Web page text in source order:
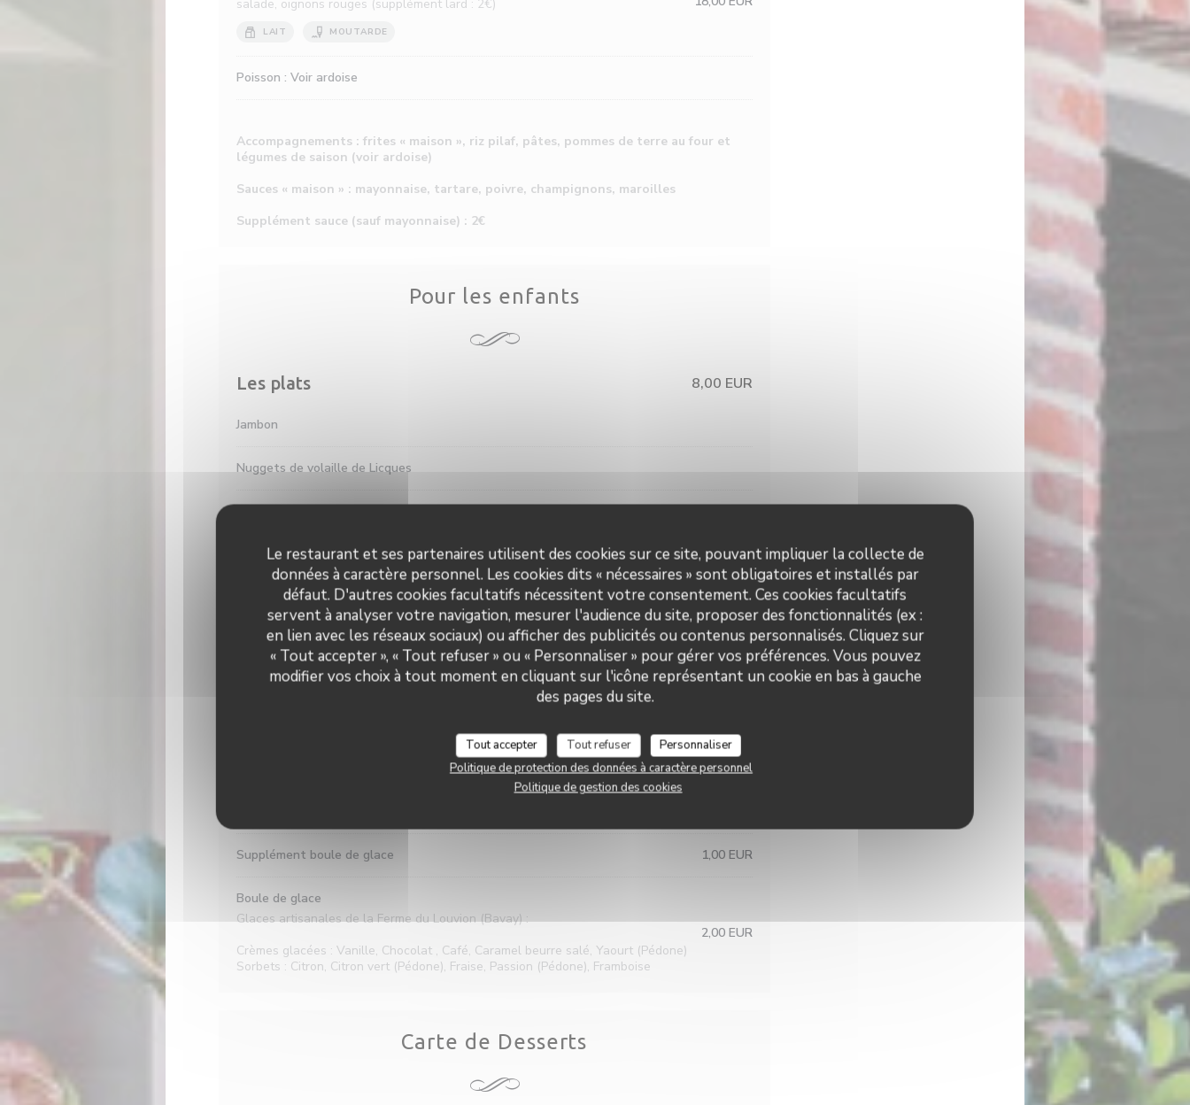
Le restaurant et ses partenaires utilisent des cookies sur ce site, pouvant impliquer la collecte de
données à caractère personnel. Les cookies dits « nécessaires » sont obligatoires et installés par
défaut. D'autres cookies facultatifs nécessitent votre consentement. Ces cookies facultatifs
servent à analyser votre navigation, mesurer l'audience du site, proposer des fonctionnalités (ex :
en lien avec les réseaux sociaux) ou afficher des publicités ou contenus personnalisés. Cliquez sur
« Tout accepter », « Tout refuser » ou « Personnaliser » pour gérer vos préférences. Vous pouvez
modifier vos choix à tout moment en cliquant sur l'icône représentant un cookie en bas à gauche
des pages du site.
Tout accepter Tout refuser
Personnaliser
Politique de protection des données à caractère personnel
Politique de gestion des cookies
salade, oignons rouges (supplément lard : 2€)
LAIT MOUTARDE
Poisson : Voir ardoise
Accompagnements : frites « maison », riz pilaf, pâtes, pommes de terre au four et
légumes de saison (voir ardoise)
Sauces « maison » : mayonnaise, tartare, poivre, champignons, maroilles
Supplément sauce (sauf mayonnaise) : 2€
Pour les enfants
Les plats 8,00 EUR
Jambon
Nuggets de volaille de Licques
Mini burger
Mini welsh
Accompagnement au choix : frites, pâtes, riz, légumes de saison
Les Desserts Enfants
3,00 EUR
Supplément boule de glace 1,00 EUR
Boule de glace
Glaces artisanales de la Ferme du Louvion (Bavay) :
Crèmes glacées : Vanille, Chocolat , Café, Caramel beurre salé, Yaourt (Pédone)
Sorbets : Citron, Citron vert (Pédone), Fraise, Passion (Pédone), Framboise
2,00 EUR
Carte de Desserts
L'étable de Hem